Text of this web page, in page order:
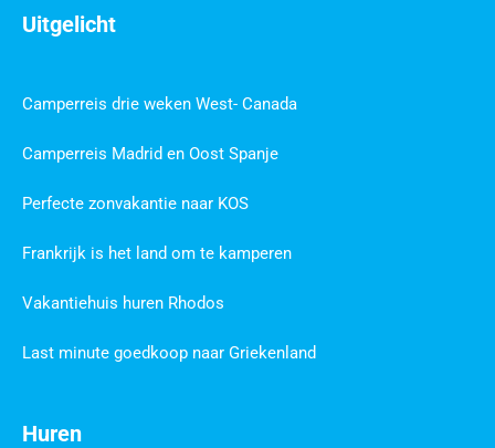
Huren
Uitgelicht
Camperreis drie weken West- Canada
Camperreis Madrid en Oost Spanje
Perfecte zonvakantie naar KOS
Frankrijk is het land om te kamperen
Vakantiehuis huren Rhodos
Last minute goedkoop naar Griekenland